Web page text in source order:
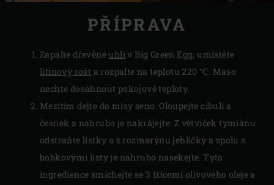
PŘÍPRAVA
Zapalte dřevěné uhlív Big Green Egg, umístěte
litinový rošt a rozpalte na teplotu 220 °C. Maso
nechte dosáhnout pokojové teploty.
Mezitím dejte do mísy seno. Oloupejte cibuli a
česnek a nahrubo je nakrájejte. Z větviček tymiánu
odstraňte lístky a z rozmarýnu jehličky a spolu s
bobkovými listy je nahrubo nasekejte. Tyto
ingredience smíchejte se 3 lžícemi olivového oleje a